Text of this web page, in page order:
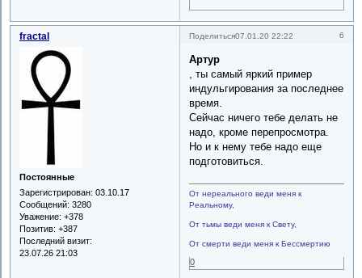
Поделиться 6
07.01.20 22:22
fractal
Постоянные
Зарегистрирован: 03.10.17
Сообщений: 3280
Уважение: +378
Позитив: +387
Последний визит:
23.07.26 21:03
Артур
, ты самый яркий пример
индульгирования за последнее
время.
Сейчас ничего тебе делать не
надо, кроме перепросмотра.
Но и к нему тебе надо еще
подготовиться.
От нереального веди меня к
Реальному,
От тьмы веди меня к Свету,
От смерти веди меня к Бессмертию
0